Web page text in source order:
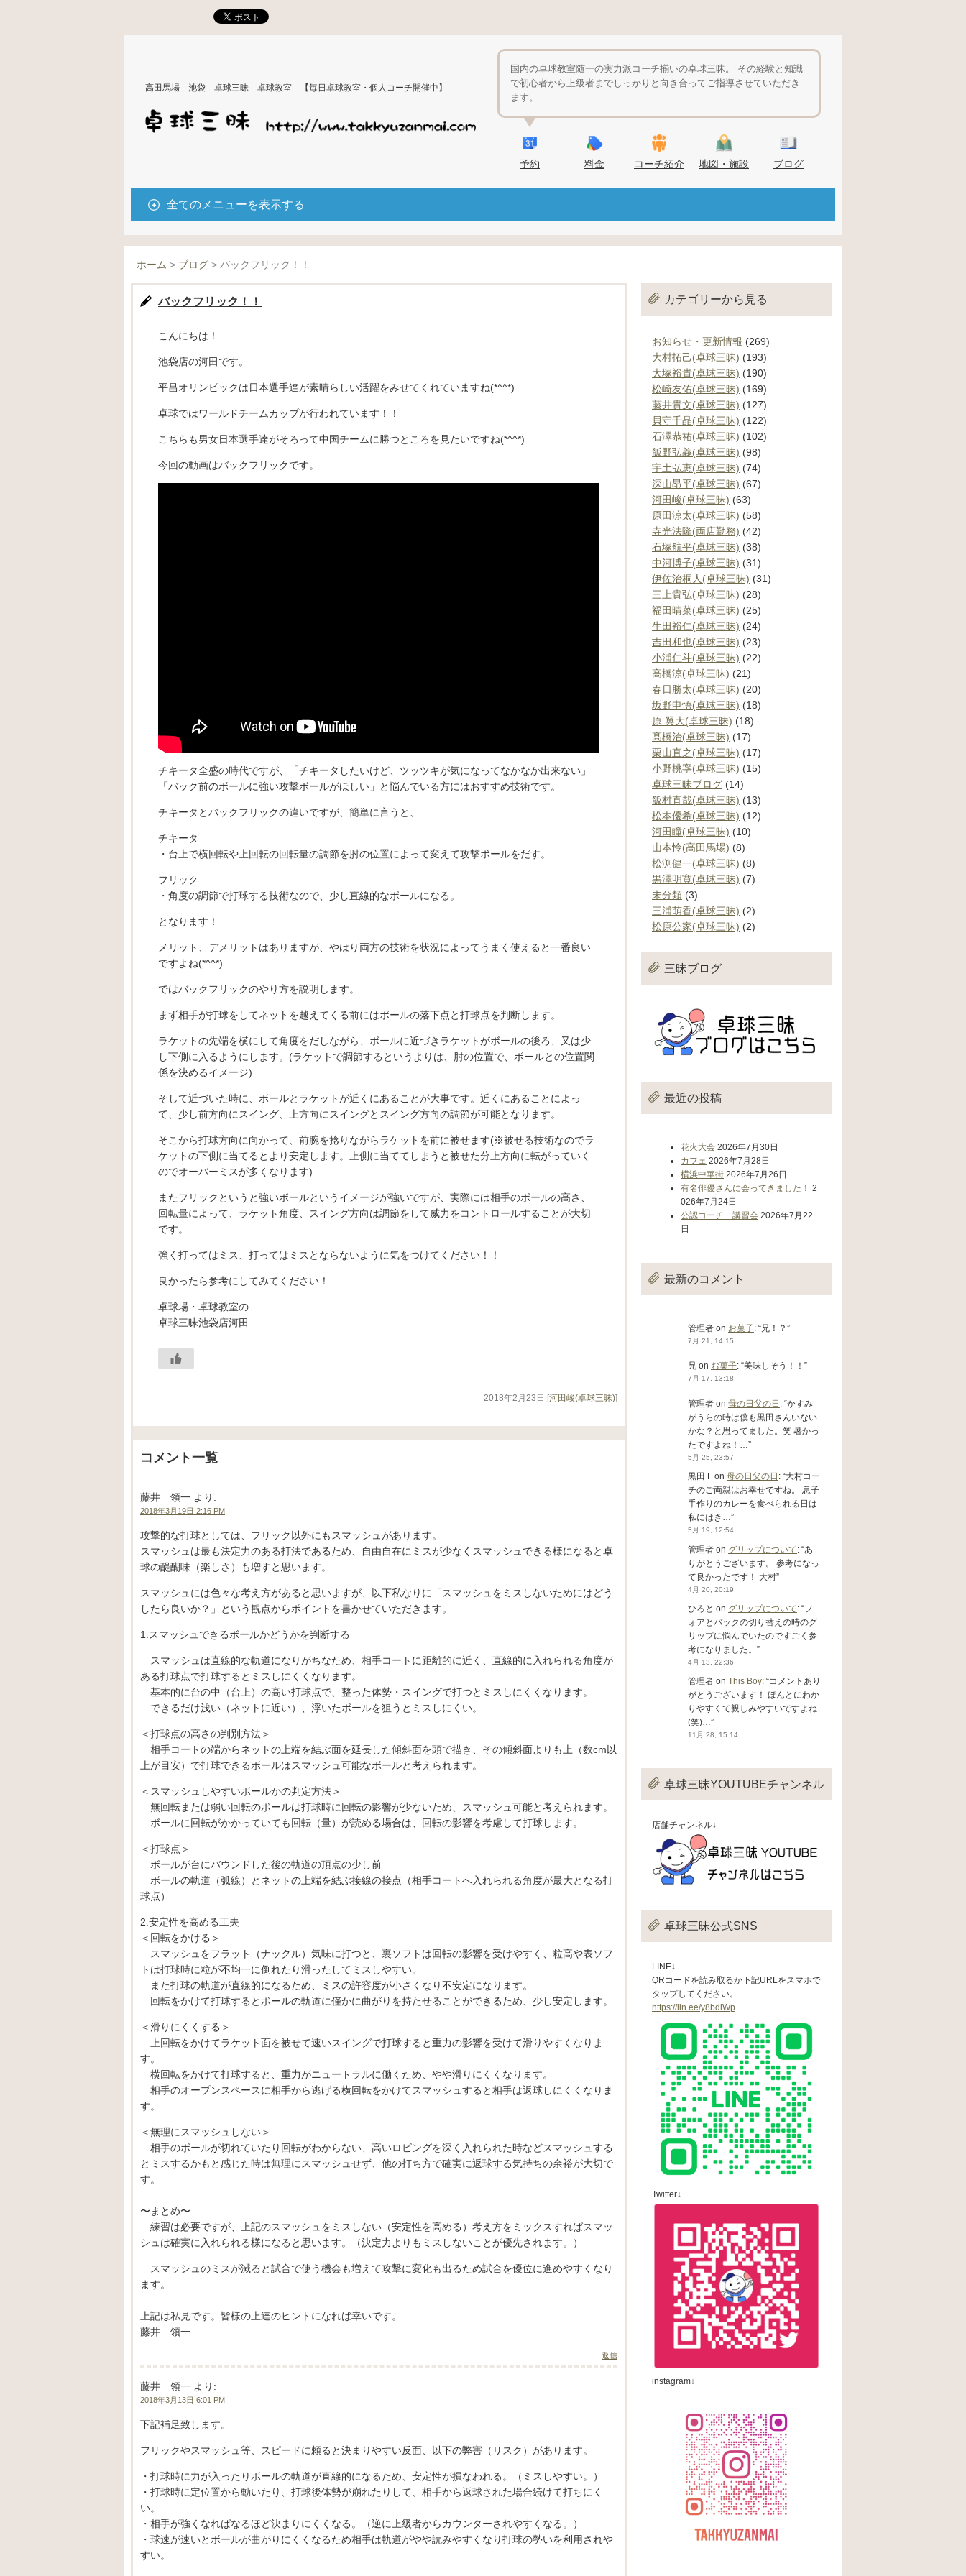
高田馬場 池袋 卓球三昧 卓球教室 【毎日卓球教室・個人コーチ開催中】
国内の卓球教室随一の実力派コーチ揃いの卓球三昧。 その経験と知識
で初心者から上級者までしっかりと向き合ってご指導させていただき
ます。
予約 料金 コーチ紹介 地図・施設 ブログ
全てのメニューを表示する
ホーム > ブログ > バックフリック！！
バックフリック！！
こんにちは！
池袋店の河田です。
平昌オリンピックは日本選手達が素晴らしい活躍をみせてくれていますね(*^^*)
卓球ではワールドチームカップが行われています！！
こちらも男女日本選手達がそろって中国チームに勝つところを見たいですね(*^^*)
今回の動画はバックフリックです。
チキータ全盛の時代ですが、「チキータしたいけど、ツッツキが気になってなかなか出来ない」
「バック前のボールに強い攻撃ボールがほしい」と悩んでいる方にはおすすめ技術です。
チキータとバックフリックの違いですが、簡単に言うと、
チキータ
・台上で横回転や上回転の回転量の調節を肘の位置によって変えて攻撃ボールをだす。
フリック
・角度の調節で打球する技術なので、少し直線的なボールになる。
となります！
メリット、デメリットはありますが、やはり両方の技術を状況によってうまく使えると一番良い
ですよね(*^^*)
ではバックフリックのやり方を説明します。
まず相手が打球をしてネットを越えてくる前にはボールの落下点と打球点を判断します。
ラケットの先端を横にして角度をだしながら、ボールに近づきラケットがボールの後ろ、又は少
し下側に入るようにします。(ラケットで調節するというよりは、肘の位置で、ボールとの位置関
係を決めるイメージ)
そして近づいた時に、ボールとラケットが近くにあることが大事です。近くにあることによっ
て、少し前方向にスイング、上方向にスイングとスイング方向の調節が可能となります。
そこから打球方向に向かって、前腕を捻りながらラケットを前に被せます(※被せる技術なのでラ
ケットの下側に当てるとより安定します。上側に当ててしまうと被せた分上方向に転がっていく
のでオーバーミスが多くなります)
またフリックというと強いボールというイメージが強いですが、実際には相手のボールの高さ、
回転量によって、ラケット角度、スイング方向は調節をして威力をコントロールすることが大切
です。
強く打ってはミス、打ってはミスとならないように気をつけてください！！
良かったら参考にしてみてください！
卓球場・卓球教室の
卓球三昧池袋店河田
2018年2月23日 [河田峻(卓球三昧)]
コメント一覧
藤井 領一 より:
2018年3月19日 2:16 PM
攻撃的な打球としては、フリック以外にもスマッシュがあります。
スマッシュは最も決定力のある打法であるため、自由自在にミスが少なくスマッシュできる様になると卓
球の醍醐味（楽しさ）も増すと思います。
スマッシュには色々な考え方があると思いますが、以下私なりに「スマッシュをミスしないためにはどう
したら良いか？」という観点からポイントを書かせていただきます。
1.スマッシュできるボールかどうかを判断する
スマッシュは直線的な軌道になりがちなため、相手コートに距離的に近く、直線的に入れられる角度が
ある打球点で打球するとミスしにくくなります。
基本的に台の中（台上）の高い打球点で、整った体勢・スイングで打つとミスしにくくなります。
できるだけ浅い（ネットに近い）、浮いたボールを狙うとミスしにくい。
＜打球点の高さの判別方法＞
相手コートの端からネットの上端を結ぶ面を延長した傾斜面を頭で描き、その傾斜面よりも上（数cm以
上が目安）で打球できるボールはスマッシュ可能なボールと考えられます。
＜スマッシュしやすいボールかの判定方法＞
無回転または弱い回転のボールは打球時に回転の影響が少ないため、スマッシュ可能と考えられます。
ボールに回転がかかっていても回転（量）が読める場合は、回転の影響を考慮して打球します。
＜打球点＞
ボールが台にバウンドした後の軌道の頂点の少し前
ボールの軌道（弧線）とネットの上端を結ぶ接線の接点（相手コートへ入れられる角度が最大となる打
球点）
2.安定性を高める工夫
＜回転をかける＞
スマッシュをフラット（ナックル）気味に打つと、裏ソフトは回転の影響を受けやすく、粒高や表ソフ
トは打球時に粒が不均一に倒れたり滑ったしてミスしやすい。
また打球の軌道が直線的になるため、ミスの許容度が小さくなり不安定になります。
回転をかけて打球するとボールの軌道に僅かに曲がりを持たせることができるため、少し安定します。
＜滑りにくくする＞
上回転をかけてラケット面を被せて速いスイングで打球すると重力の影響を受けて滑りやすくなりま
す。
横回転をかけて打球すると、重力がニュートラルに働くため、やや滑りにくくなります。
相手のオープンスペースに相手から逃げる横回転をかけてスマッシュすると相手は返球しにくくなりま
す。
＜無理にスマッシュしない＞
相手のボールが切れていたり回転がわからない、高いロビングを深く入れられた時などスマッシュする
とミスするかもと感じた時は無理にスマッシュせず、他の打ち方で確実に返球する気持ちの余裕が大切で
す。
〜まとめ〜
練習は必要ですが、上記のスマッシュをミスしない（安定性を高める）考え方をミックスすればスマッ
シュは確実に入れられる様になると思います。（決定力よりもミスしないことが優先されます。）
スマッシュのミスが減ると試合で使う機会も増えて攻撃に変化も出るため試合を優位に進めやすくなり
ます。
上記は私見です。皆様の上達のヒントになれば幸いです。
藤井 領一
返信
藤井 領一 より:
2018年3月13日 6:01 PM
下記補足致します。
フリックやスマッシュ等、スピードに頼ると決まりやすい反面、以下の弊害（リスク）があります。
・打球時に力が入ったりボールの軌道が直線的になるため、安定性が損なわれる。（ミスしやすい。）
・打球時に定位置から動いたり、打球後体勢が崩れたりして、相手から返球された場合続けて打ちにく
い。
・相手が強くなればなるほど決まりにくくなる。（逆に上級者からカウンターされやすくなる。）
・球速が速いとボールが曲がりにくくなるため相手は軌道がやや読みやすくなり打球の勢いを利用されや
すい。
カテゴリーから見る
お知らせ・更新情報 (269)
大村拓己(卓球三昧) (193)
大塚裕貴(卓球三昧) (190)
松崎友佑(卓球三昧) (169)
藤井貴文(卓球三昧) (127)
貝守千晶(卓球三昧) (122)
石澤恭祐(卓球三昧) (102)
飯野弘義(卓球三昧) (98)
宇土弘恵(卓球三昧) (74)
深山昂平(卓球三昧) (67)
河田峻(卓球三昧) (63)
原田涼太(卓球三昧) (58)
寺光法隆(両店勤務) (42)
石塚航平(卓球三昧) (38)
中河博子(卓球三昧) (31)
伊佐治桐人(卓球三昧) (31)
三上貴弘(卓球三昧) (28)
福田晴菜(卓球三昧) (25)
生田裕仁(卓球三昧) (24)
吉田和也(卓球三昧) (23)
小浦仁斗(卓球三昧) (22)
高橋涼(卓球三昧) (21)
春日勝太(卓球三昧) (20)
坂野申悟(卓球三昧) (18)
原 翼大(卓球三昧) (18)
髙橋治(卓球三昧) (17)
栗山直之(卓球三昧) (17)
小野桃寧(卓球三昧) (15)
卓球三昧ブログ (14)
飯村直哉(卓球三昧) (13)
松本優希(卓球三昧) (12)
河田瞳(卓球三昧) (10)
山本怜(高田馬場) (8)
松渕健一(卓球三昧) (8)
黒澤明寛(卓球三昧) (7)
未分類 (3)
三浦萌香(卓球三昧) (2)
松原公家(卓球三昧) (2)
三昧ブログ
最近の投稿
花火大会 2026年7月30日
カフェ 2026年7月28日
横浜中華街 2026年7月26日
有名俳優さんに会ってきました！ 2
026年7月24日
公認コーチ 講習会 2026年7月22
日
最新のコメント
管理者 on お菓子: “兄！？ ”
7月 21, 14:15
兄 on お菓子: “美味しそう！！ ”
7月 17, 13:18
管理者 on 母の日父の日 : “かすみ
がうらの時は僕も黒田さんいない
かな？と思ってました。笑 暑かっ
たですよね！… ”
5月 25, 23:57
黒田 F on 母の日父の日 : “大村コー
チのご両親はお幸せですね。 息子
手作りのカレーを食べられる日は
私にはき…”
5月 19, 12:54
管理者 on グリップについて: “あ
りがとうございます。 参考になっ
て良かったです！ 大村”
4月 20, 20:19
ひろと on グリップについて: “フ
ォアとバックの切り替えの時のグ
リップに悩んでいたのですごく参
考になりました。 ”
4月 13, 22:36
管理者 on This Boy: “コメントあり
がとうございます！ ほんとにわか
りやすくて親しみやすいですよね
(笑)…”
11月 28, 15:14
卓球三昧YOUTUBEチャンネル
店舗チャンネル↓
卓球三昧公式SNS
LINE↓
QRコードを読み取るか下記URLをスマホで
タップしてください。
https://lin.ee/y8bdlWp
Twitter↓
instagram↓